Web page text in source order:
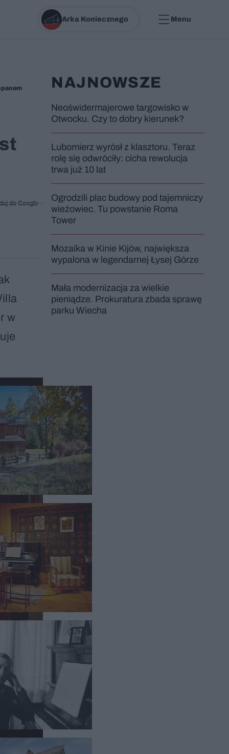
Arka Koniecznego Menu
do Google
w
NAJNOWSZE
Neoświdermajerowe targowisko w
Otwocku. Czy to dobry kierunek?
Lubomierz wyrósł z klasztoru. Teraz
rolę się odwróciły: cicha rewolucja
trwa już 10 lat
Ogrodzili plac budowy pod tajemniczy
wieżowiec. Tu powstanie Roma
Tower
Mozaika w Kinie Kijów, największa
wypalona w legendarnej Łysej Górze
Mała modernizacja za wielkie
pieniądze. Prokuratura zbada sprawę
parku Wiecha